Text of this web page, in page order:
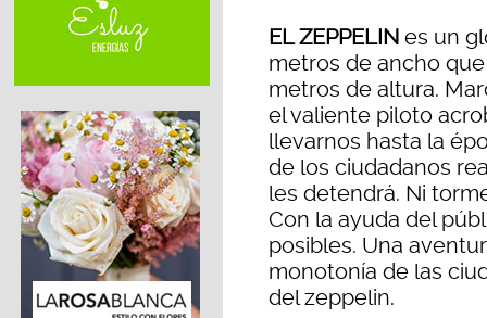
EL ZEPPELIN es un
metros de ancho
metros de altura.
el valiente piloto
llevarnos hasta la
de los ciudadanos
les detendrá. Ni
Con la ayuda del
posibles. Una
monotonía de las
del zeppelin.